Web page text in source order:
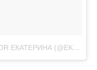
UMA PUBLICAÇÃO PARTILHADA POR ЕКАТЕРИНА (@EKATERINA85VOLKOVA)